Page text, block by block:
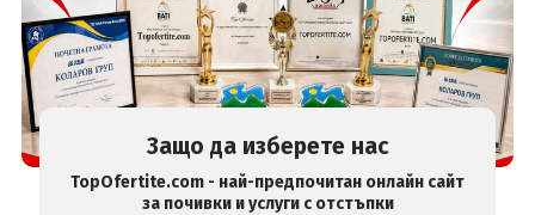
Защо да изберете нас
TopOfertite.com - най-предпочитан онлайн сайт
за почивки и услуги с отстъпки